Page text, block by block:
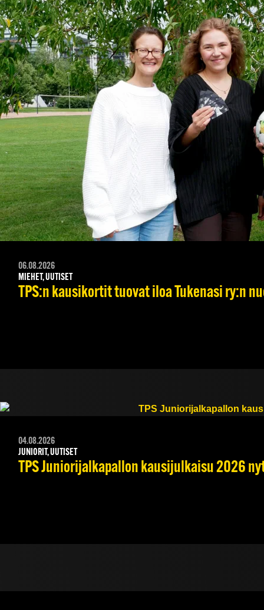
06.08.2026
MIEHET, UUTISET
TPS:n kausikortit tuovat iloa Tukenasi ry:n
04.08.2026
JUNIORIT, UUTISET
TPS Juniorijalkapallon kausijulkaisu 2026